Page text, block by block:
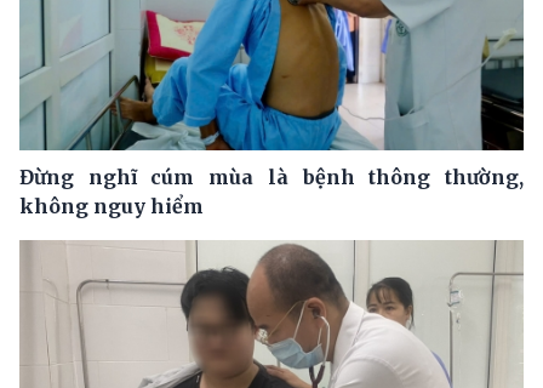
Đừng nghĩ cúm mùa là bệnh thông thường,
không nguy hiểm